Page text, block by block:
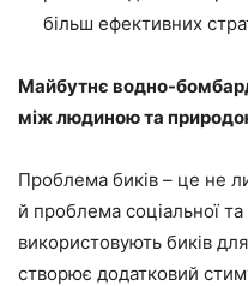
більш ефективних
Майбутнє водно-
між людиною та
Проблема биків – це не
й проблема соціальної
використовують биків
створює додатковий